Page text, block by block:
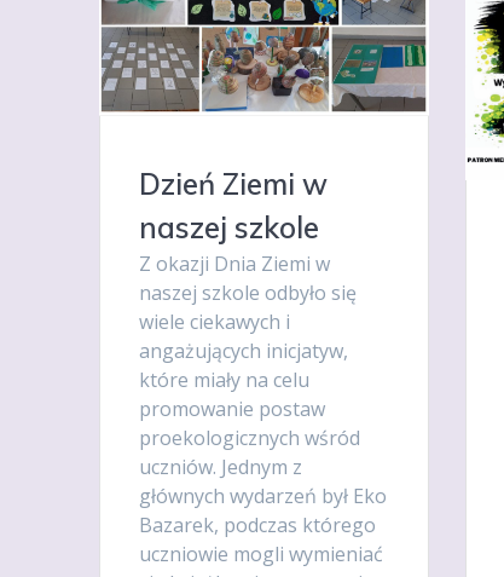
Dzień Ziemi w
naszej szkole
Z okazji Dnia Ziemi w
naszej szkole odbyło się
wiele ciekawych i
angażujących inicjatyw,
które miały na celu
promowanie postaw
proekologicznych wśród
uczniów. Jednym z
głównych wydarzeń był Eko
Bazarek, podczas którego
uczniowie mogli wymieniać